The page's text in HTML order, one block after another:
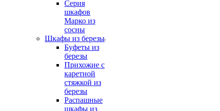
Серия
шкафов
Марко из
сосны
Шкафы из березы
Буфеты из
березы
Прихожие с
каретной
стяжкой из
березы
Распашные
шкафы из